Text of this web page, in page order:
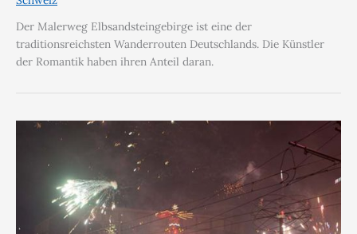
Der Malerweg Elbsandsteingebirge ist eine der
traditionsreichsten Wanderrouten Deutschlands. Die Künstler
der Romantik haben ihren Anteil daran.